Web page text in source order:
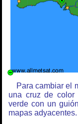
Para cambiar el
una cruz de
verde con un
mapas adyacentes.